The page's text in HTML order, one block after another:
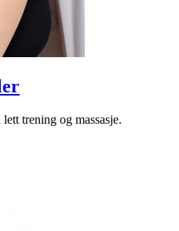
trening og massasje.